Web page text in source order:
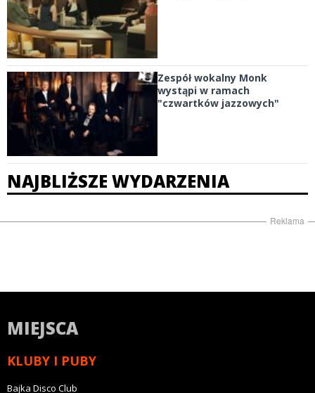
Zespół wokalny Monk
wystąpi w ramach
"czwartków jazzowych"
NAJBLIŻSZE WYDARZENIA
Reklama
MIEJSCA
KLUBY I PUBY
Bajka Disco Club